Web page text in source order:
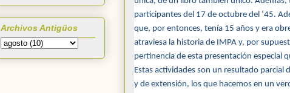
participantes del 17 de octubre del ‘45.
que, por entonces, tenía 15 años y era
atraviesa la historia de IMPA y, por
pertinencia de esta presentación especial
Estas actividades son un resultado parcial
y de extensión, los que hacemos en un
Archivos Antigüos